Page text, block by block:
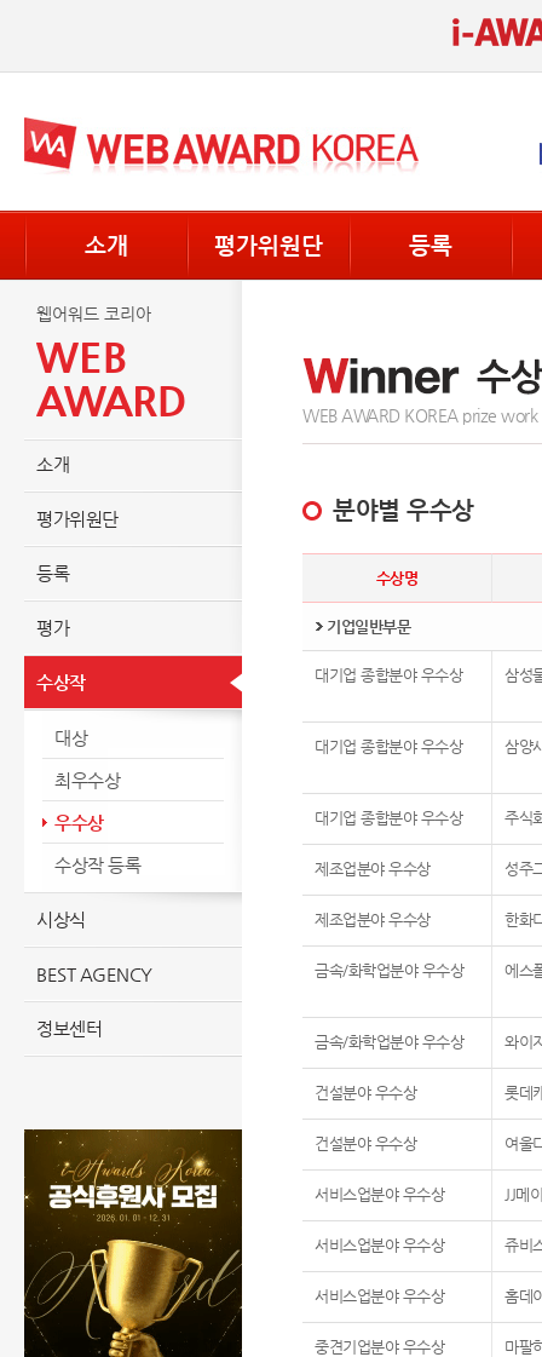
소개 평가위원단 등록
WEB AWARD KOREA prize work
분야별 우수상
수상명
기업일반부문
대기업 종합분야 우수상 삼성
대기업 종합분야 우수상 삼양
대기업 종합분야 우수상 주식
제조업분야 우수상 성주
제조업분야 우수상 한화
금속/화학업분야 우수상 에스
금속/화학업분야 우수상 와이
건설분야 우수상 롯데
건설분야 우수상 여울
서비스업분야 우수상 JJ메
서비스업분야 우수상 쥬비
서비스업분야 우수상 홈데
중견기업분야 우수상 마팔
웹어워드 코리아
WEB
AWARD
소개
평가위원단
등록
평가
수상작
대상
최우수상
우수상
수상작 등록
시상식
BEST AGENCY
정보센터